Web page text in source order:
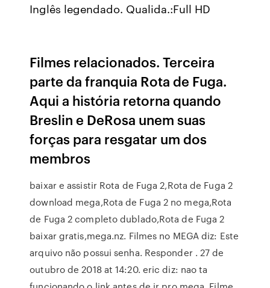
Inglês legendado. Qualida.:Full HD
Filmes relacionados. Terceira
parte da franquia Rota de Fuga.
Aqui a história retorna quando
Breslin e DeRosa unem suas
forças para resgatar um dos
membros
baixar e assistir Rota de Fuga 2,Rota de Fuga 2
download mega,Rota de Fuga 2 no mega,Rota
de Fuga 2 completo dublado,Rota de Fuga 2
baixar gratis,mega.nz. Filmes no MEGA diz: Este
arquivo não possui senha. Responder . 27 de
outubro de 2018 at 14:20. eric diz: nao ta